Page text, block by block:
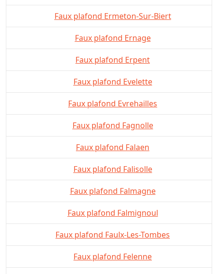
Faux plafond Ermeton-Sur-Biert
Faux plafond Ernage
Faux plafond Erpent
Faux plafond Evelette
Faux plafond Evrehailles
Faux plafond Fagnolle
Faux plafond Falaen
Faux plafond Falisolle
Faux plafond Falmagne
Faux plafond Falmignoul
Faux plafond Faulx-Les-Tombes
Faux plafond Felenne